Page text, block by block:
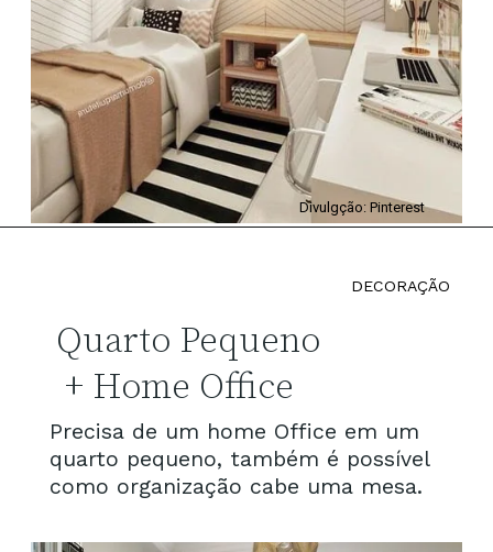
Divulgção: Pinterest
Precisa de um home Office em um
quarto pequeno, também é possível
como organização cabe uma mesa.
Quarto Pequeno
+ Home Office
DECORAÇÃO